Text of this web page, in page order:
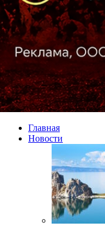
Главная
Новости